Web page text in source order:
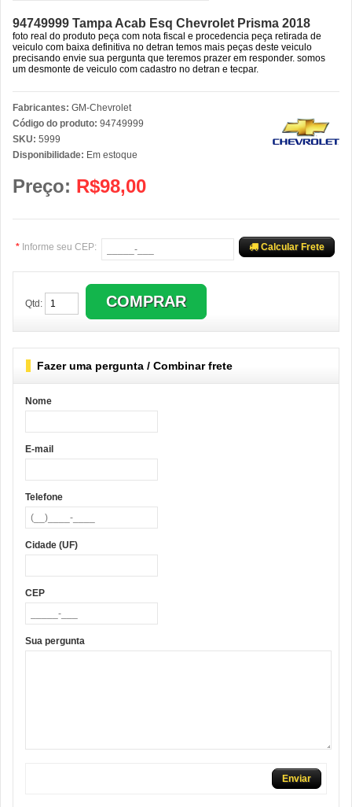
94749999 Tampa Acab Esq Chevrolet Prisma 2018
foto real do produto peça com nota fiscal e procedencia peça retirada de
veiculo com baixa definitiva no detran temos mais peças deste veiculo
precisando envie sua pergunta que teremos prazer em responder. somos
um desmonte de veiculo com cadastro no detran e tecpar.
Fabricantes: GM-Chevrolet
Código do produto: 94749999
SKU: 5999
Disponibilidade: Em estoque
Preço: R$98,00
* Informe seu CEP: Calcular Frete
Qtd:
Fazer uma pergunta / Combinar frete
Nome
E-mail
Telefone
Cidade (UF)
CEP
Sua pergunta
Enviar